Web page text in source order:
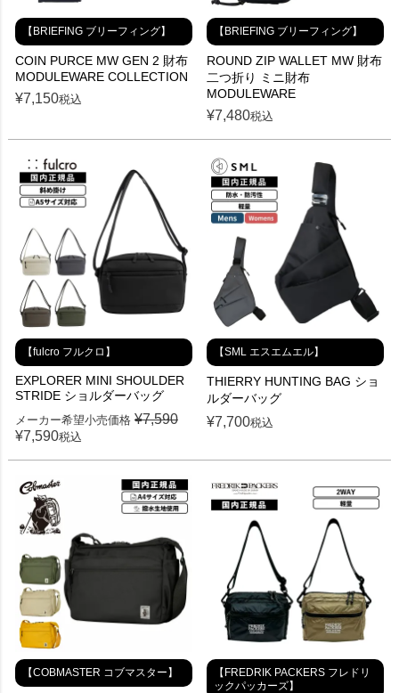
【BRIEFING ブリーフィング】
COIN PURCE MW GEN 2 財布
MODULEWARE COLLECTION
¥7,150税込
【BRIEFING ブリーフィング】
ROUND ZIP WALLET MW 財布
二つ折り ミニ財布
MODULEWARE
¥7,480税込
【fulcro フルクロ】
EXPLORER MINI SHOULDER
STRIDE ショルダーバッグ
メーカー希望小売価格 ¥7,590
¥7,590税込
【SML エスエムエル】
THIERRY HUNTING BAG ショ
ルダーバッグ
¥7,700税込
【COBMASTER コブマスター】
【FREDRIK PACKERS フレドリ
ックパッカーズ】